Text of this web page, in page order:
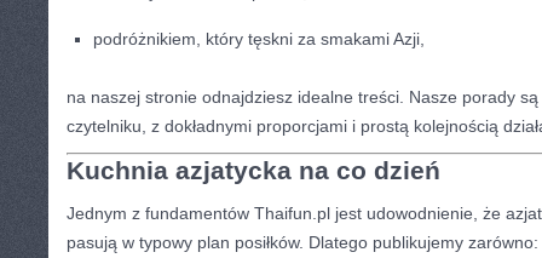
podróżnikiem, który tęskni za smakami Azji,
na naszej stronie odnajdziesz idealne treści. Nasze porady
czytelniku, z dokładnymi proporcjami i prostą kolejnością
Kuchnia azjatycka na co dzień
Jednym z fundamentów Thaifun.pl jest udowodnienie, że
pasują w typowy plan posiłków. Dlatego publikujemy zarówno: